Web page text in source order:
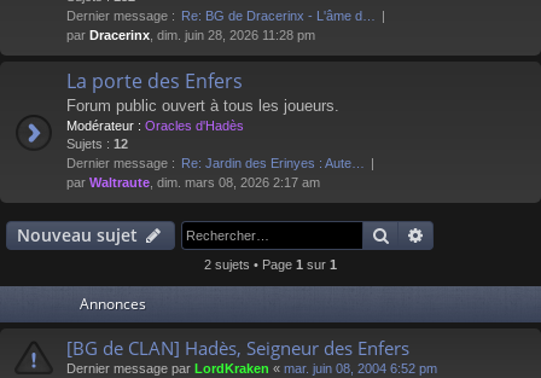
Dernier message : Re: BG de Dracerinx - L'âme d…
par Dracerinx , dim. juin 28, 2026 11:28 pm
La porte des Enfers
Forum public ouvert à tous les joueurs.
Modérateur : Oracles d'Hadès
Sujets : 12
Dernier message : Re: Jardin des Erinyes : Aute…
par Waltraute , dim. mars 08, 2026 2:17 am
Nouveau sujet Rechercher
2 sujets • Page 1 sur 1
Annonces
[BG de CLAN] Hadès, Seigneur des Enfers
Dernier message par LordKraken « mar. juin 08, 2004 6:52 pm